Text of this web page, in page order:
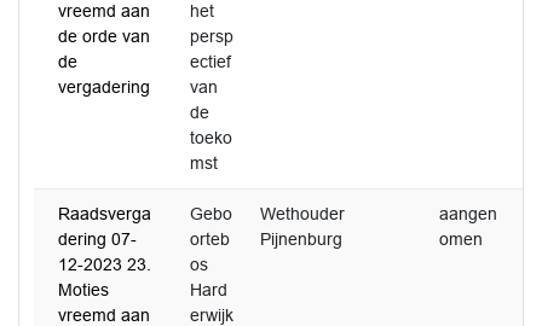
vreemd aan
de orde van
de
vergadering
het
persp
ectief
van
de
toeko
mst
Raadsverga
dering 07-
12-2023 23.
Moties
vreemd aan
Gebo
orteb
os
Hard
erwijk
Wethouder
Pijnenburg
aangen
omen